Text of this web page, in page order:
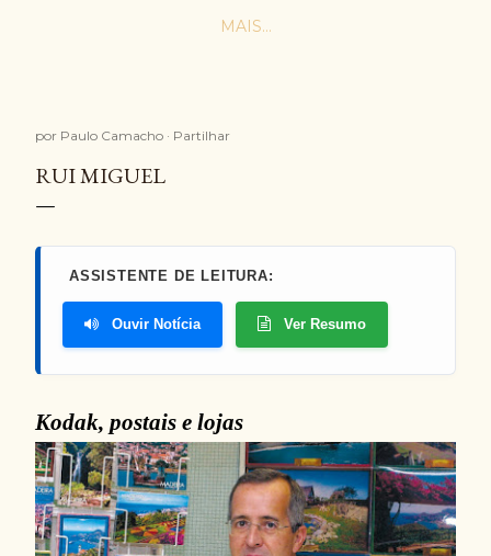
MAIS…
por Paulo Camacho Partilhar
RUI MIGUEL
ASSISTENTE DE LEITURA:
Ouvir Notícia Ver Resumo
Kodak, postais e lojas